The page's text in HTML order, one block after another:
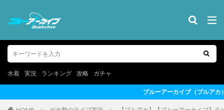
水着 実況 ランキング 攻略 ガチャ
ブルーアーカイブ（ブルアカ）の最新情報を動画形式でお届けし